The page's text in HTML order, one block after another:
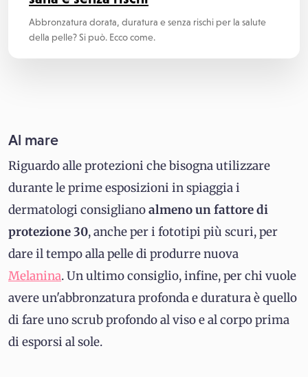
Abbronzatura dorata, duratura e senza rischi per la salute
della pelle? Si può. Ecco come.
Al mare
Riguardo alle protezioni che bisogna utilizzare
durante le prime esposizioni in spiaggia i
dermatologi consiglianoalmeno un fattore di
protezione 30, anche per i fototipi più scuri, per
dare il tempo alla pelle di produrre nuova
Melanina.Un ultimo consiglio, infine, per chi vuole
avere un'abbronzatura profonda e duratura è quello
di fare uno scrub profondo al viso e al corpo prima
di esporsi al sole.